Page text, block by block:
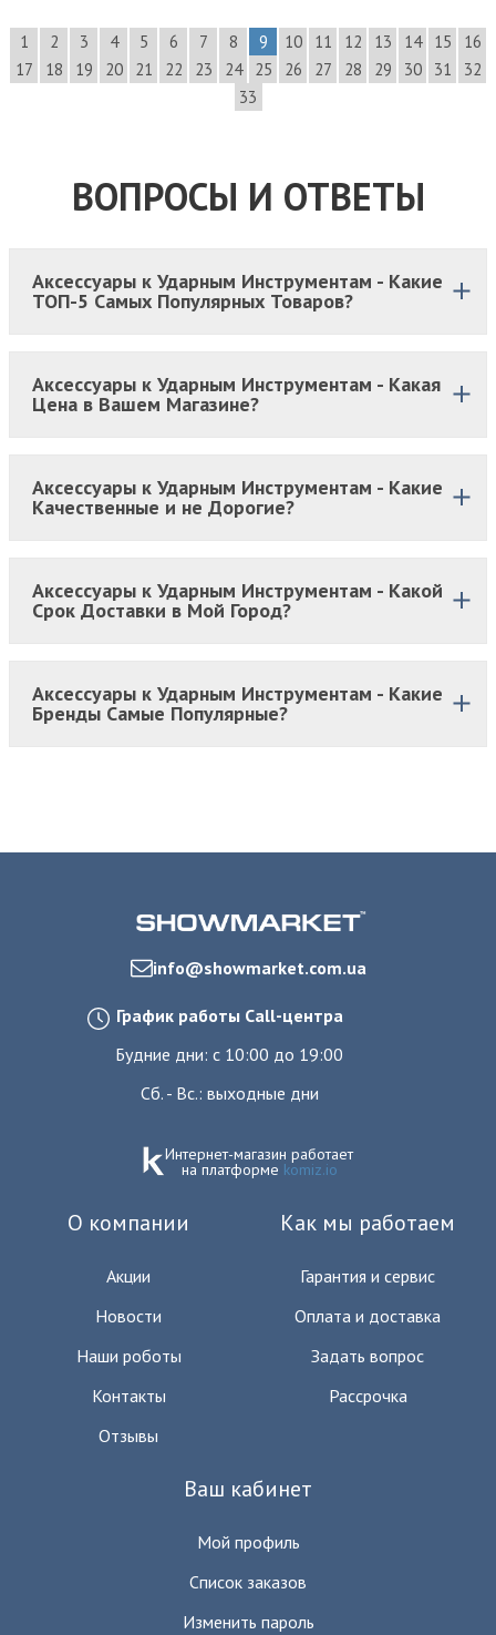
1 2 3 4 5 6 7 8 9 10 11 12 13 14 15
16
17
18 19 20 21 22 23 24 25 26 27 28 29 30 31
32
33
ВОПРОСЫ И ОТВЕТЫ
Аксессуары к Ударным Инструментам - Какие
ТОП-5 Самых Популярных Товаров?
Аксессуары к Ударным Инструментам - Какая
Цена в Вашем Магазине?
Аксессуары к Ударным Инструментам - Какие
Качественные и не Дорогие?
Аксессуары к Ударным Инструментам - Какой
Срок Доставки в Мой Город?
Аксессуары к Ударным Инструментам - Какие
Бренды Самые Популярные?
info@showmarket.com.ua
График работы Call-центра
Будние дни: с 10:00 до 19:00
Сб. - Вс.: выходные дни
Интернет-магазин работает
на платформе komiz.io
О компании
Акции
Новости
Наши роботы
Контакты
Отзывы
Как мы работаем
Гарантия и сервис
Оплата и доставка
Задать вопрос
Рассрочка
Ваш кабинет
Мой профиль
Список заказов
Изменить пароль